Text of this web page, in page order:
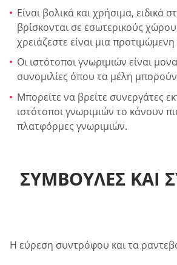
Είναι βολικά και χρήσιμα,
βρίσκονται σε εσωτερικούς
χρειάζεστε είναι μια
Οι ιστότοποι γνωριμιών είναι
συνομιλίες όπου τα μέλη
Μπορείτε να βρείτε συνεργάτες
ιστότοποι γνωριμιών το κάνουν
πλατφόρμες γνωριμιών.
ΣΥΜΒΟΥΛΈΣ ΚΑΙ
Η εύρεση συντρόφου και τα